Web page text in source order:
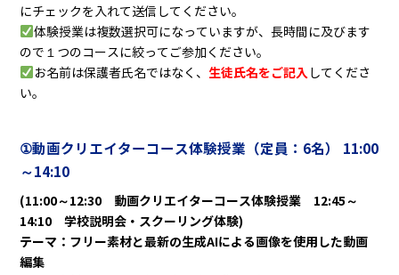
にチェックを入れて送信してください。
体験授業は複数選択可になっていますが、長時間に及びます
ので１つのコースに絞ってご参加ください。
お名前は保護者氏名ではなく、 生徒氏名をご記入してくださ
い。
①動画クリエイターコース体験授業（定員：6名） 11:00
～14:10
(11:00～12:30 動画クリエイターコース体験授業 12:45～
14:10 学校説明会・スクーリング体験)
テーマ：フリー素材と最新の生成AIによる画像を使用した動画
編集